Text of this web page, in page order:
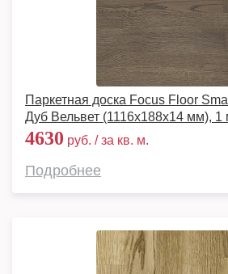
Паркетная доска Focus Floor
Дуб Вельвет (1116x188x14 мм), 1
4630 руб. / за кв. м.
Подробнее